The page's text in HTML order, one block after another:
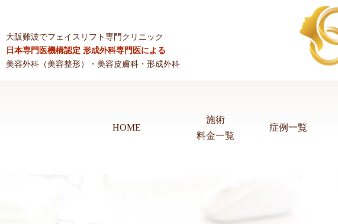
大阪難波でフェイスリフト専門クリニック
日本専門医機構認定 形成外科専門医による
美容外科（美容整形）・美容皮膚科・形成外科
HOME
施術
料金一覧
症例一覧